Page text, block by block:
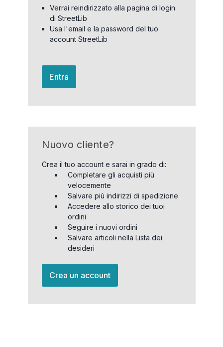
Verrai reindirizzato alla pagina di login
di StreetLib
Usa l'email e la password del tuo
account StreetLib
Entra
Nuovo cliente?
Crea il tuo account e sarai in grado di:
Completare gli acquisti più
velocemente
Salvare più indirizzi di spedizione
Accedere allo storico dei tuoi
ordini
Seguire i nuovi ordini
Salvare articoli nella Lista dei
desideri
Crea un account